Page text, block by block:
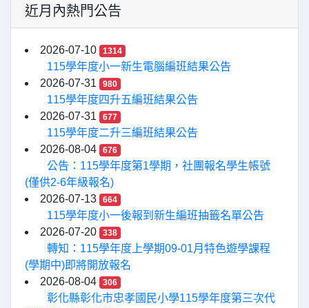
近月內熱門公告
2026-07-10 1314
115學年度小一新生電腦編班結果公告
2026-07-31
980
115學年度四升五編班結果公告
2026-07-31
677
115學年度二升三編班結果公告
2026-08-04
676
公告：115學年度第1學期，社團報名學生帳號
(僅供2-6年級報名)
2026-07-13
664
115學年度小一後報到新生編班抽籤名單公告
2026-07-20
338
轉知：115學年度上學期09-01月特色遊學課程
(學期中)即將開放報名
2026-08-04
306
彰化縣彰化市忠孝國民小學115學年度第三次代